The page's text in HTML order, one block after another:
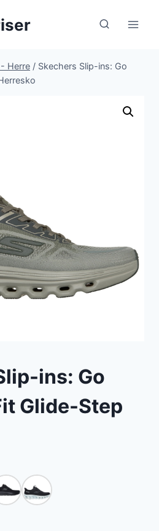
Herre / Skechers Slip-ins: Go
ins: Go
Glide-Step